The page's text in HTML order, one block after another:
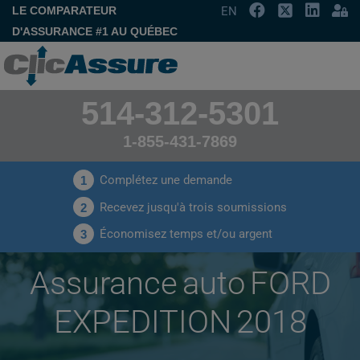
LE COMPARATEUR
D'ASSURANCE #1 AU QUÉBEC
EN
514-312-5301
1-855-431-7869
1 Complétez une demande
2 Recevez jusqu'à trois soumissions
3 Économisez temps et/ou argent
Assurance auto FORD
EXPEDITION 2018